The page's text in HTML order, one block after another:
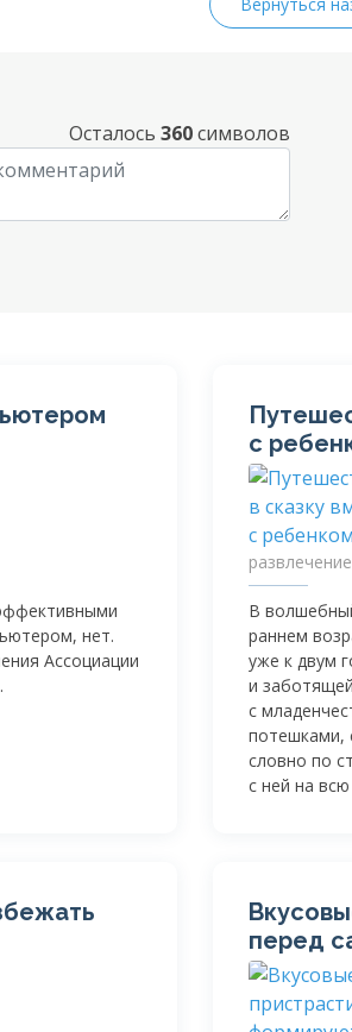
Осталось 360символов
нет.
Ассоциации
с
В
раннем
уже к двум
и
с
потешками,
словно по
с ней на
перед